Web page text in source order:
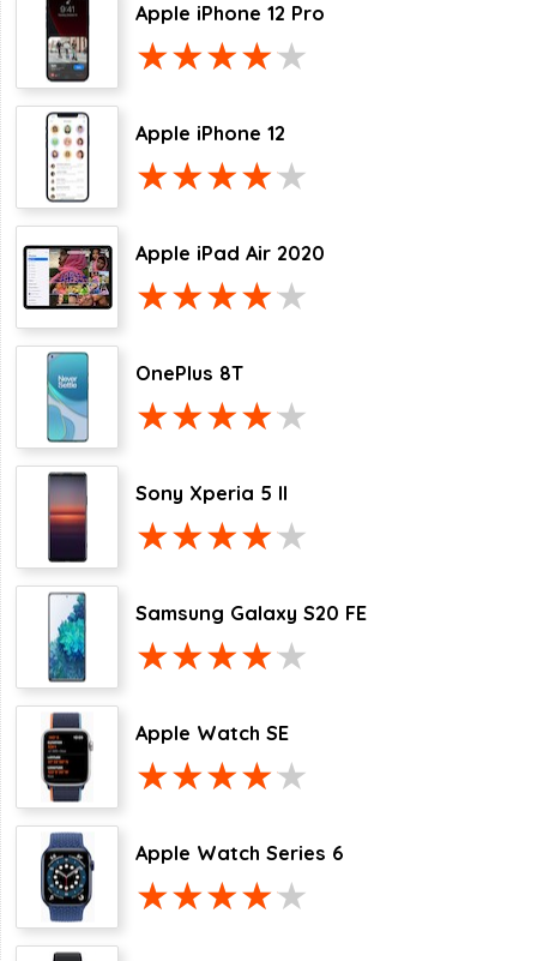
Apple iPhone 12 Pro
Apple iPhone 12
Apple iPad Air 2020
OnePlus 8T
Sony Xperia 5 II
Samsung Galaxy S20 FE
Apple Watch SE
Apple Watch Series 6